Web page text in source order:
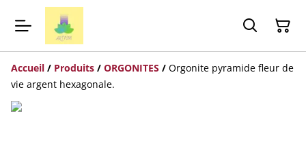
Accueil / Produits / ORGONITES / Orgonite pyramide fleur de
vie argent hexagonale.